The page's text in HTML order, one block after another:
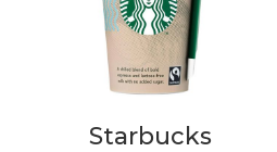
Starbucks